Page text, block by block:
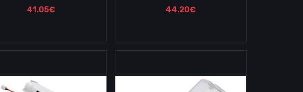
41.05€ 44.20€